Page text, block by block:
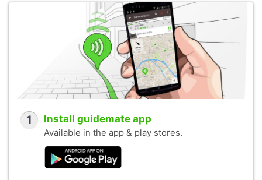
1 Install guidemate app
Available in the app & play stores.